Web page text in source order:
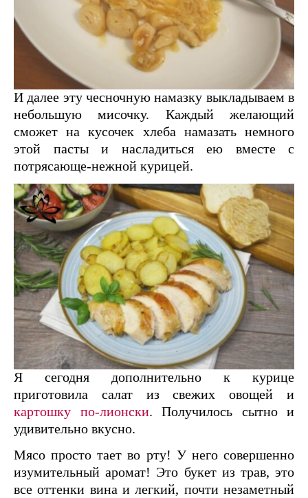
И далее эту чесночную намазку выкладываем в
небольшую мисочку. Каждый желающий
сможет на кусочек хлеба намазать немного
этой пасты и насладиться ею вместе с
потрясающе-нежной курицей.
Я сегодня дополнительно к курице
приготовила салат из свежих овощей и
картошку по-лионски. Получилось сытно и
удивительно вкусно.
Мясо просто тает во рту! У него совершенно
изумительный аромат! Это букет из трав, это
все оттенки вина и легкий, почти незаметный